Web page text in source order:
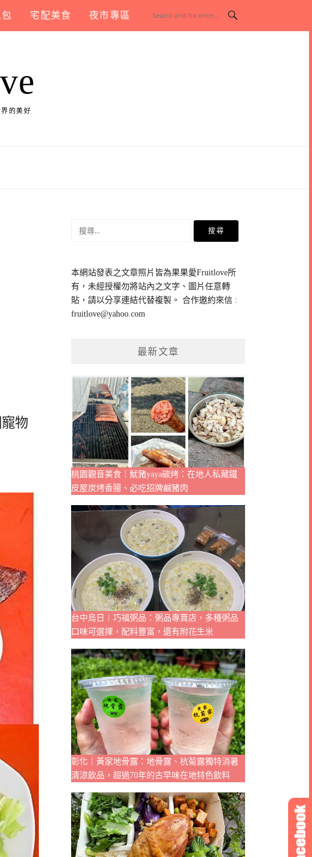
宅配美食 夜市專區
的美好
物
鍵
字:
本網站發表之文章照片皆為果果愛Fruitlove所
有，未經授權勿將站內之文字、圖片任意轉
貼，請以分享連結代替複製。 合作邀約來信 :
fruitlove@yahoo.com
最新文章
桃園觀音美食｜魷豬yaya碳烤：在地人私藏鐵
皮屋炭烤香腸、必吃招牌鹹豬肉
台中烏日｜巧福粥品：粥品專賣店，多種粥品
口味可選擇，配料豐富，還有附花生米
彰化｜黃家地骨露：地骨露、杭菊露獨特消暑
清涼飲品，超過70年的古早味在地特色飲料